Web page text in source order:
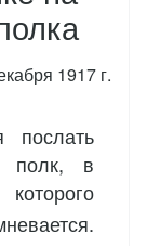
1917 г.
послать
полк, в